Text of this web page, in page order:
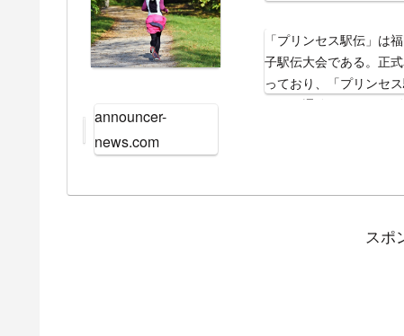
「プリンセス駅伝」は
子駅伝大会である。正
っており、「プリンセ
駅伝（通称：クイーン
ズ（女王）駅伝」の予
ろうということは想像
われる女子駅伝日本一
が放送。第2回より
announcer-
news.com
スポ